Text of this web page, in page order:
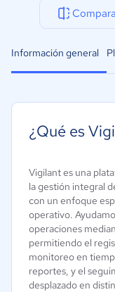
Información general
¿Qué es
Vigilant es una
la gestión integral
con un enfoque
operativo.
operaciones
permitiendo el
monitoreo en
reportes, y el
desplazado en